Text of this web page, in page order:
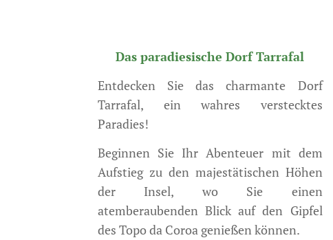
Das paradiesische Dorf Tarrafal
Entdecken Sie das charmante Dorf
Tarrafal, ein wahres verstecktes
Paradies!
Beginnen Sie Ihr Abenteuer mit dem
Aufstieg zu den majestätischen Höhen
der Insel, wo Sie einen
atemberaubenden Blick auf den Gipfel
des Topo da Coroa genießen können.